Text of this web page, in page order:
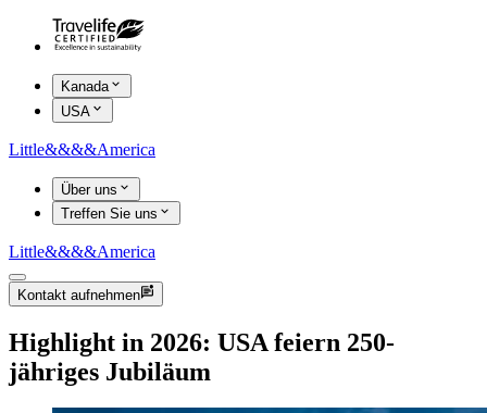
Kanada
USA
Little&&&&America
Über uns
Treffen Sie uns
Little&&&&America
Kontakt aufnehmen
Highlight in 2026: USA feiern 250-
jähriges Jubiläum